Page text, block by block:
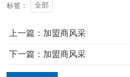
标签： 全部
上一篇：加盟商风采
下一篇：加盟商风采